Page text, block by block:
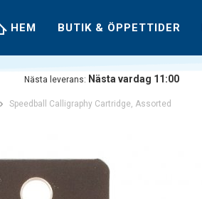
HEM BUTIK & ÖPPETTIDER
Nästa leverans: Nästa vardag 11:00
Speedball Calligraphy Cartridge, Assorted